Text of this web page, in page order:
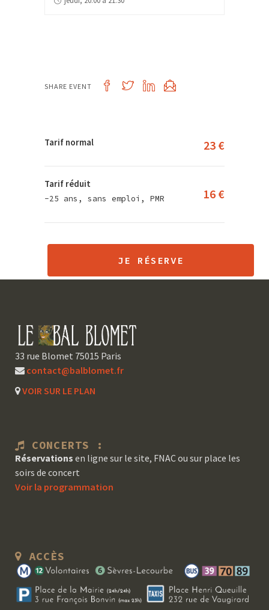
SHARE EVENT
Tarif normal 23 €
Tarif réduit
-25 ans, sans emploi, PMR 16 €
JE RÉSERVE
33 rue Blomet 75015 Paris
contact@balblomet.fr
VOIR SUR LE PLAN
CONCERTS :
Réservations en ligne sur le site, FNAC ou sur place les
soirs de concert
Voir la programmation
ACCÈS